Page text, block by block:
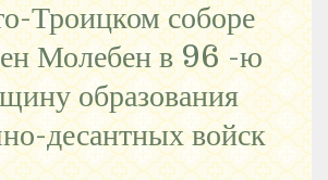
Троицком соборе
Молебен в 96 -ю
образования
десантных войск